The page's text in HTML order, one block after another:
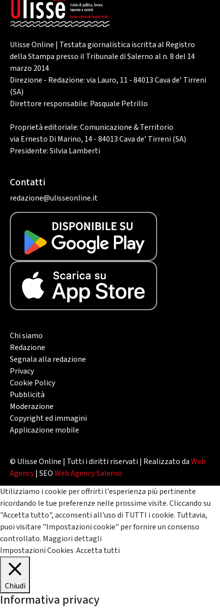
Ulisse Online | Testata giornalistica iscritta al Registro
della Stampa presso il Tribunale di Salerno al n. 8 del 14
marzo 2014
Direzione - Redazione: via Lauro, 11 - 84013 Cava de’ Tirreni
(SA)
Direttore responsabile: Pasquale Petrillo
Proprietà editoriale: Comunicazione & Territorio
via Ernesto Di Marino, 14 - 84013 Cava de’ Tirreni (SA)
Presidente: Silvia Lamberti
Contatti
redazione@ulisseonline.it
Chi siamo
Redazione
Segnala alla redazione
Privacy
Cookie Policy
Pubblicità
Moderazione
Copyright ed immagini
Applicazione mobile
© Ulisse Online | Tutti i diritti riservati | Realizzato daWeb
Agency| SEOWeb Agency Salerno
Utilizziamo i cookie per offrirti l'esperienza più pertinente
ricordando le tue preferenze nelle prossime visite. Cliccando su
"Accetta tutto", acconsenti all'uso di TUTTI i cookie. Tuttavia,
puoi visitare "Impostazioni cookie" per fornire un consenso
controllato. Maggiori dettagli
Impostazioni Cookies Accetta tutti
Chiudi
Informativa privacy